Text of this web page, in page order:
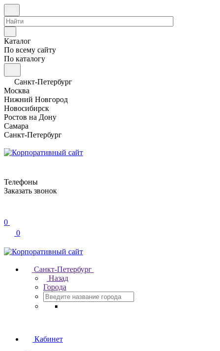
Каталог
По всему сайту
По каталогу
Санкт-Петербург
Москва
Нижний Новгород
Новосибирск
Ростов на Дону
Самара
Санкт-Петербург
Телефоны
Заказать звонок
0
0
Санкт-Петербург
Назад
Города
Кабинет